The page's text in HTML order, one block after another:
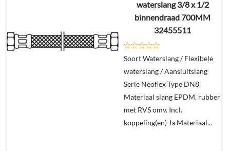
€6,47
In
winkelmand
waterslang 3/8 x 1/2
binnendraad 700MM
32455511
Soort Waterslang / Flexibele
waterslang / Aansluitslang
Serie Neoflex Type DN8
Materiaal slang EPDM, rubber
met RVS omv. Incl.
koppeling(en) Ja Materiaal...